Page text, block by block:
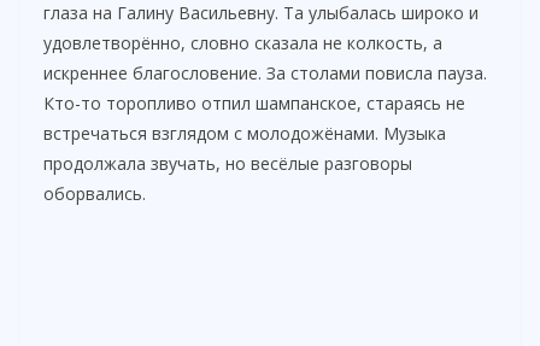
глаза на Галину Васильевну. Та улыбалась широко и
удовлетворённо, словно сказала не колкость, а
искреннее благословение. За столами повисла пауза.
Кто-то торопливо отпил шампанское, стараясь не
встречаться взглядом с молодожёнами. Музыка
продолжала звучать, но весёлые разговоры
оборвались.